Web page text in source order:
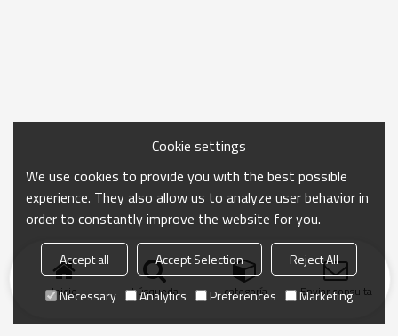
Inicio búsqueda categoría Enviar consulta
Cookie settings
We use cookies to provide you with the best possible
experience. They also allow us to analyze user behavior in
order to constantly improve the website for you.
Accept all Accept Selection
Reject All
Necessary
Analytics Preferences Marketing